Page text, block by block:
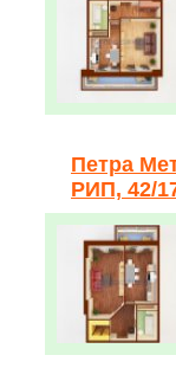
Петра
РИП, 42/